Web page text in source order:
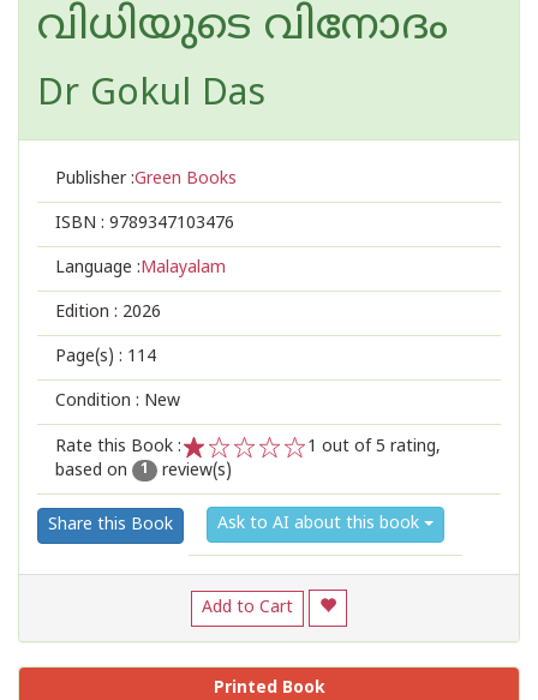
വിധിയുടെ വിനോദം
Dr Gokul Das
Publisher :Green Books
ISBN : 9789347103476
Language :Malayalam
Edition : 2026
Page(s) : 114
Condition : New
Rate this Book :
2
1
1 out of 5 rating,
based on
1 review(s)
Share this Book Ask to AI about this book
Add to Cart
Printed Book